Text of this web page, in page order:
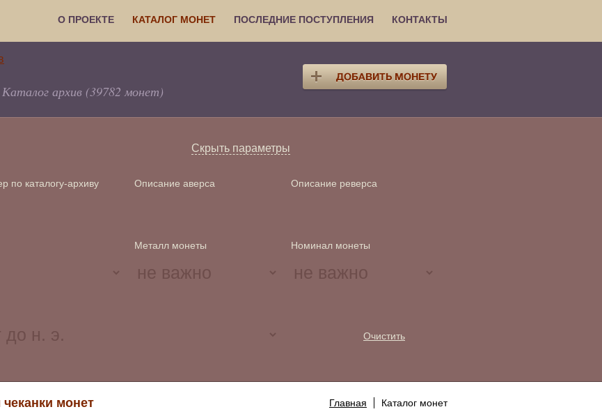
О ПРОЕКТЕ КАТАЛОГ МОНЕТ ПОСЛЕДНИЕ ПОСТУПЛЕНИЯ КОНТАКТЫ
Каталог архив (39782 монет)
Скрыть параметры
по каталогу-архиву Описание аверса Описание реверса
Металл монеты Номинал монеты
Очистить
Главная Каталог монет
монет